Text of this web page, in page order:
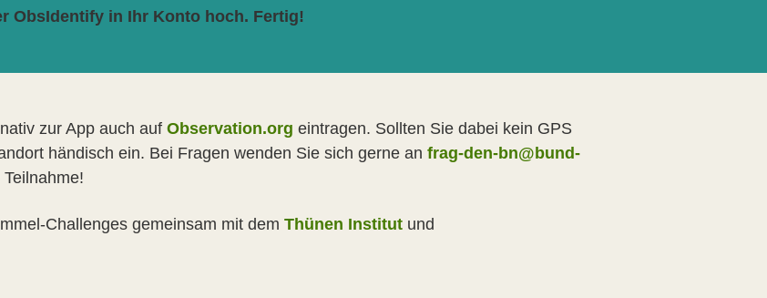
ObsIdentify in Ihr Konto hoch. Fertig!
zur App auch auf Observation.org eintragen. Sollten Sie dabei kein GPS
händisch ein. Bei Fragen wenden Sie sich gerne an frag-den-bn@bund-
Challenges gemeinsam mit dem Thünen Institut und